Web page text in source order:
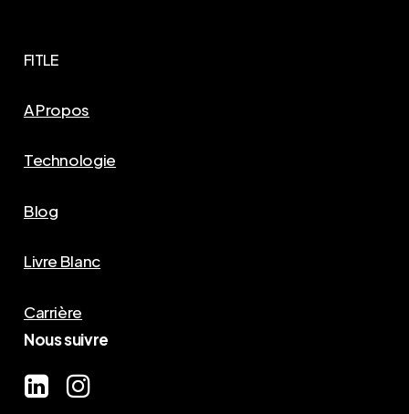
FITLE
A Propos
Technologie
Blog
Livre Blanc
Carrière
Nous suivre